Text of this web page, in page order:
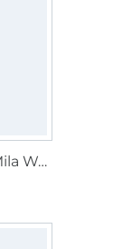
Fadenkäfer Dress Mila Woman paper pattern, en allemand